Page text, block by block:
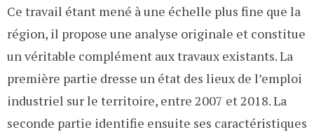
Ce travail étant mené à une échelle plus fine que la
région, il propose une analyse originale et constitue
un véritable complément aux travaux existants. La
première partie dresse un état des lieux de l’emploi
industriel sur le territoire, entre 2007 et 2018. La
seconde partie identifie ensuite ses caractéristiques